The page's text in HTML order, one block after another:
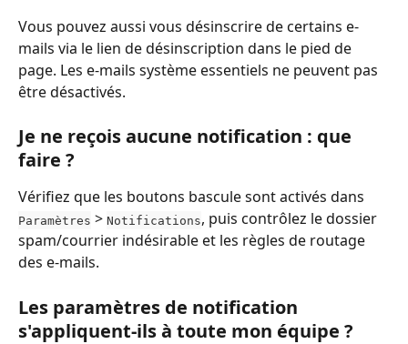
Vous pouvez aussi vous désinscrire de certains e-
mails via le lien de désinscription dans le pied de
page. Les e-mails système essentiels ne peuvent pas
être désactivés.
Je ne reçois aucune notification : que
faire ?
Vérifiez que les boutons bascule sont activés dans
Paramètres > Notifications, puis contrôlez le dossier
spam/courrier indésirable et les règles de routage
des e-mails.
Les paramètres de notification
s'appliquent-ils à toute mon équipe ?